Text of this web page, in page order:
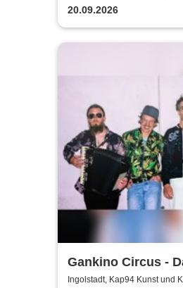
unvergessenen
20.09.2026
Gankino Circus -
Gegenteil von
Ingolstadt, Kap94 Kunst und